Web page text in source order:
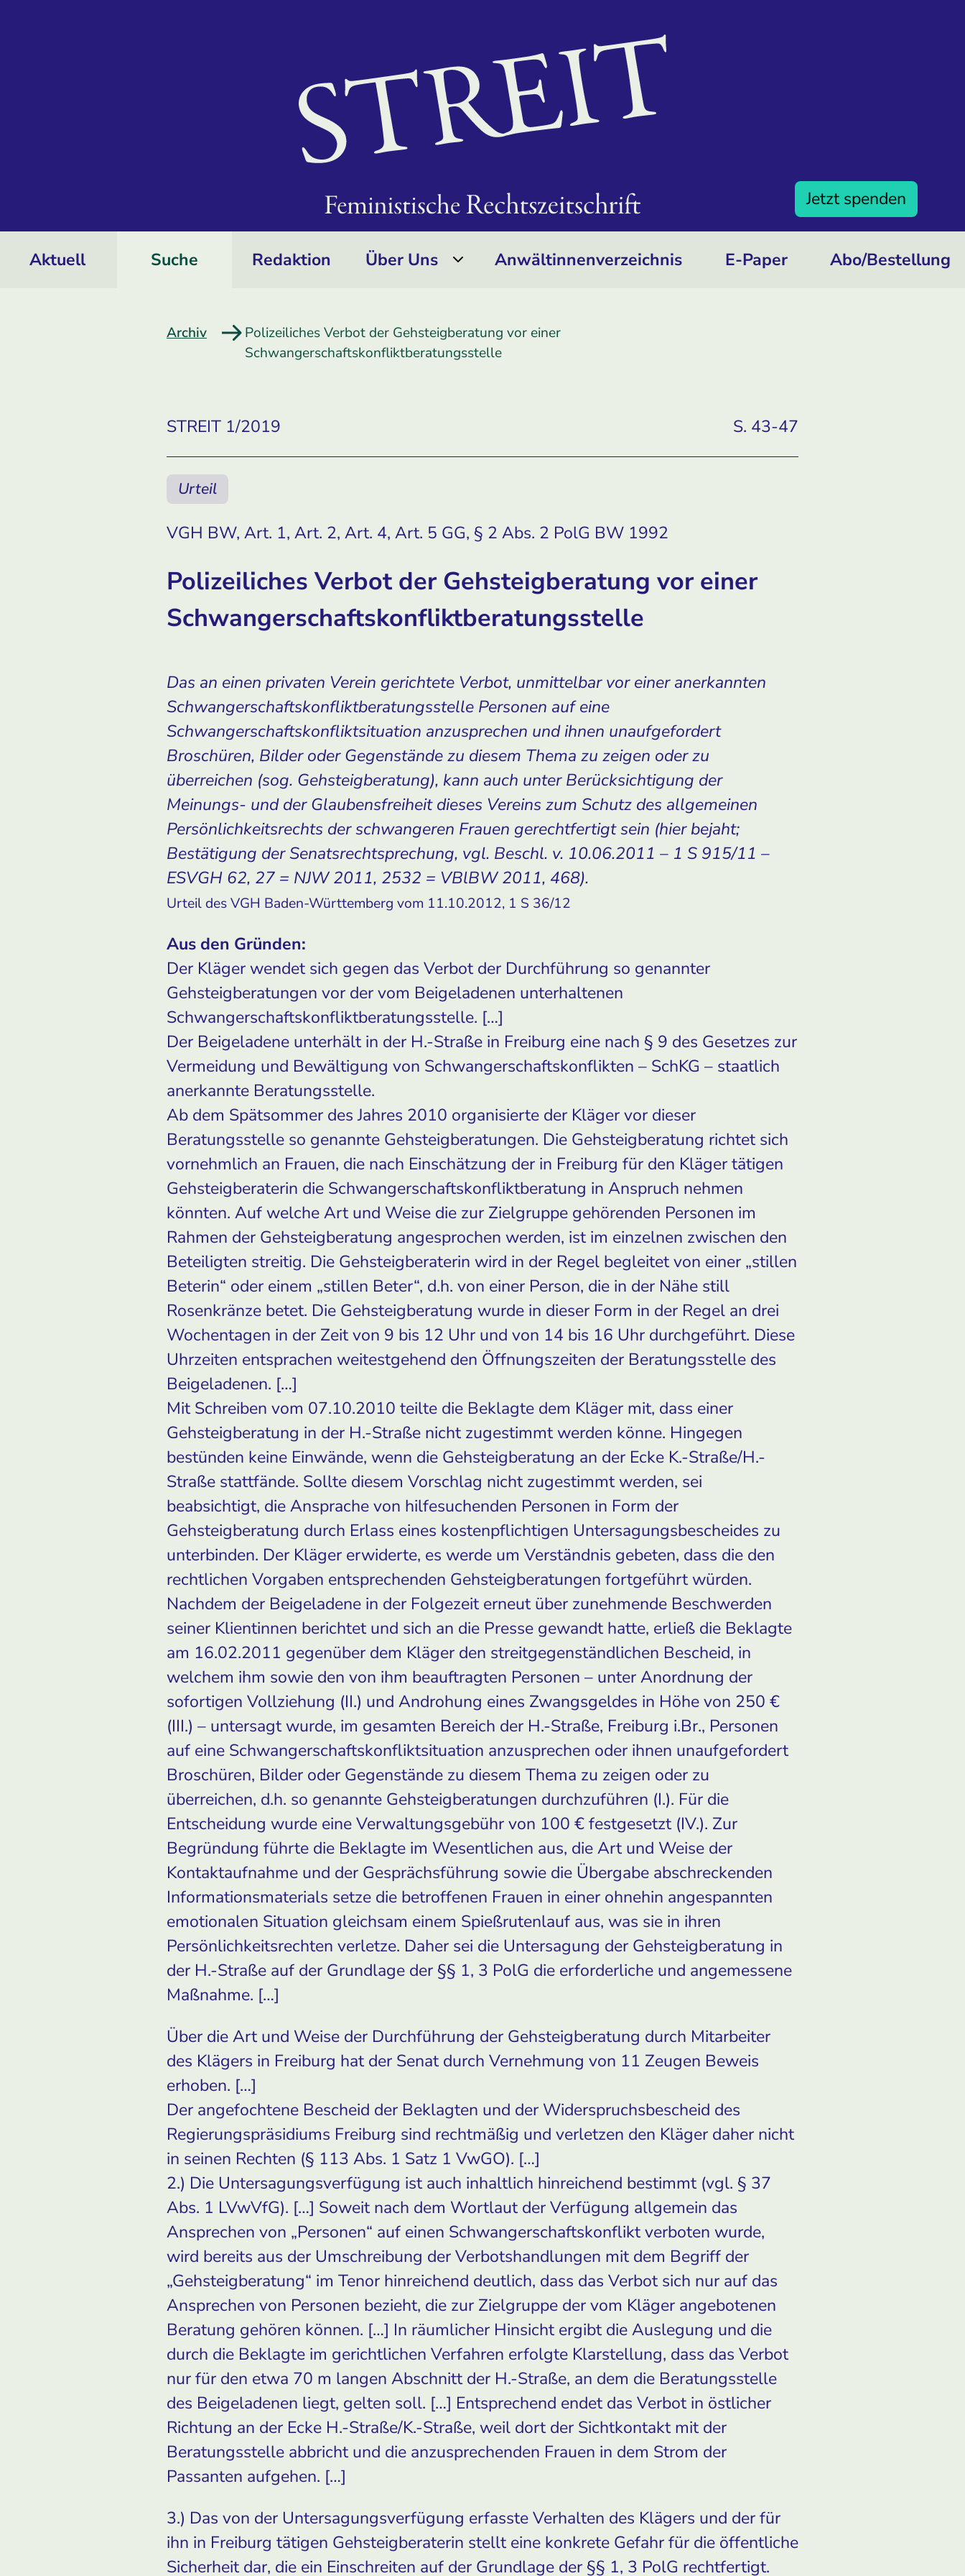
Jetzt spenden
Aktuell Suche Redaktion Über Uns Anwältinnen­verzeichnis E-Paper Abo/­Bestellung
Archiv
Polizeiliches Verbot der Gehsteigberatung vor einer
Schwangerschaftskonfliktberatungsstelle
STREIT 1/2019 S. 43-47
Urteil
VGH BW, Art. 1, Art. 2, Art. 4, Art. 5 GG, § 2 Abs. 2 PolG BW 1992
Polizeiliches Verbot der Gehsteigberatung vor einer
Schwangerschaftskonfliktberatungsstelle
Das an einen privaten Verein gerichtete Verbot, unmittelbar vor einer anerkannten
Schwangerschaftskonfliktberatungsstelle Personen auf eine
Schwangerschaftskonfliktsituation anzusprechen und ihnen unaufgefordert
Broschüren, Bilder oder Gegenstände zu diesem Thema zu zeigen oder zu
überreichen (sog. Gehsteigberatung), kann auch unter Berücksichtigung der
Meinungs- und der Glaubensfreiheit dieses Vereins zum Schutz des allgemeinen
Persönlichkeitsrechts der schwangeren Frauen gerechtfertigt sein (hier bejaht;
Bestätigung der Senatsrechtsprechung, vgl. Beschl. v. 10.06.2011 – 1 S 915/11 –
ESVGH 62, 27 = NJW 2011, 2532 = VBlBW 2011, 468).
Urteil des VGH Baden-Württemberg vom 11.10.2012, 1 S 36/12
Aus den Gründen:
Der Kläger wendet sich gegen das Verbot der Durchführung so genannter
Gehsteigberatungen vor der vom Beigeladenen unterhaltenen
Schwangerschaftskonfliktberatungsstelle. […]
Der Beigeladene unterhält in der H.-Straße in Freiburg eine nach § 9 des Gesetzes zur
Vermeidung und Bewältigung von Schwangerschaftskonflikten – SchKG – staatlich
anerkannte Beratungsstelle.
Ab dem Spätsommer des Jahres 2010 organisierte der Kläger vor dieser
Beratungsstelle so genannte Gehsteigberatungen. Die Gehsteigberatung richtet sich
vornehmlich an Frauen, die nach Einschätzung der in Freiburg für den Kläger tätigen
Gehsteigberaterin die Schwangerschaftskonfliktberatung in Anspruch nehmen
könnten. Auf welche Art und Weise die zur Zielgruppe gehörenden Personen im
Rahmen der Gehsteigberatung angesprochen werden, ist im einzelnen zwischen den
Beteiligten streitig. Die Gehsteigberaterin wird in der Regel begleitet von einer „stillen
Beterin“ oder einem „stillen Beter“, d.h. von einer Person, die in der Nähe still
Rosenkränze betet. Die Gehsteigberatung wurde in dieser Form in der Regel an drei
Wochentagen in der Zeit von 9 bis 12 Uhr und von 14 bis 16 Uhr durchgeführt. Diese
Uhrzeiten entsprachen weitestgehend den Öffnungszeiten der Beratungsstelle des
Beigeladenen. […]
Mit Schreiben vom 07.10.2010 teilte die Beklagte dem Kläger mit, dass einer
Gehsteigberatung in der H.-Straße nicht zugestimmt werden könne. Hingegen
bestünden keine Einwände, wenn die Gehsteigberatung an der Ecke K.-​Straße/H.-
Straße stattfände. Sollte diesem Vorschlag nicht zugestimmt werden, sei
beabsichtigt, die Ansprache von hilfesuchenden Personen in Form der
Gehsteigberatung durch Erlass eines kostenpflichtigen Untersagungsbescheides zu
unterbinden. Der Kläger erwiderte, es werde um Verständnis gebeten, dass die den
rechtlichen Vorgaben entsprechenden Gehsteigberatungen fortgeführt würden.
Nachdem der Beigeladene in der Folgezeit erneut über zunehmende Beschwerden
seiner Klientinnen berichtet und sich an die Presse gewandt hatte, erließ die Beklagte
am 16.02.2011 gegenüber dem Kläger den streitgegenständlichen Bescheid, in
welchem ihm sowie den von ihm beauftragten Personen – unter Anordnung der
sofortigen Vollziehung (II.) und Androhung eines Zwangsgeldes in Höhe von 250 €
(III.) – untersagt wurde, im gesamten Bereich der H.-Straße, Freiburg i.Br., Personen
auf eine Schwangerschaftskonfliktsituation anzusprechen oder ihnen unaufgefordert
Broschüren, Bilder oder Gegenstände zu diesem Thema zu zeigen oder zu
überreichen, d.h. so genannte Gehsteigberatungen durchzuführen (I.). Für die
Entscheidung wurde eine Verwaltungsgebühr von 100 € festgesetzt (IV.). Zur
Begründung führte die Beklagte im Wesentlichen aus, die Art und Weise der
Kontaktaufnahme und der Gesprächsführung sowie die Übergabe abschreckenden
Informationsmaterials setze die betroffenen Frauen in einer ohnehin angespannten
emotionalen Situation gleichsam einem Spießrutenlauf aus, was sie in ihren
Persönlichkeitsrechten verletze. Daher sei die Untersagung der Gehsteigberatung in
der H.-Straße auf der Grundlage der §§ 1, 3 PolG die erforderliche und angemessene
Maßnahme. […]
Über die Art und Weise der Durchführung der Gehsteigberatung durch Mitarbeiter
des Klägers in Freiburg hat der Senat durch Vernehmung von 11 Zeugen Beweis
erhoben. […]
Der angefochtene Bescheid der Beklagten und der Widerspruchsbescheid des
Regierungspräsidiums Freiburg sind rechtmäßig und verletzen den Kläger daher nicht
in seinen Rechten (§ 113 Abs. 1 Satz 1 VwGO). […]
2.) Die Untersagungsverfügung ist auch inhaltlich hinreichend bestimmt (vgl. § 37
Abs. 1 LVwVfG). […] Soweit nach dem Wortlaut der Verfügung allgemein das
Ansprechen von „Personen“ auf einen Schwangerschaftskonflikt verboten wurde,
wird bereits aus der Umschreibung der Verbotshandlungen mit dem Begriff der
„Gehsteigberatung“ im Tenor hinreichend deutlich, dass das Verbot sich nur auf das
Ansprechen von Personen bezieht, die zur Zielgruppe der vom Kläger angebotenen
Beratung gehören können. […] In räumlicher Hinsicht ergibt die Auslegung und die
durch die Beklagte im gerichtlichen Verfahren erfolgte Klarstellung, dass das Verbot
nur für den etwa 70 m langen Abschnitt der H.-Straße, an dem die Beratungsstelle
des Beigeladenen liegt, gelten soll. […] Entsprechend endet das Verbot in östlicher
Richtung an der Ecke H.-Straße/K.-Straße, weil dort der Sichtkontakt mit der
Beratungsstelle abbricht und die anzusprechenden Frauen in dem Strom der
Passanten aufgehen. […]
3.) Das von der Untersagungsverfügung erfasste Verhalten des Klägers und der für
ihn in Freiburg tätigen Gehsteigberaterin stellt eine konkrete Gefahr für die öffentliche
Sicherheit dar, die ein Einschreiten auf der Grundlage der §§ 1, 3 PolG rechtfertigt.